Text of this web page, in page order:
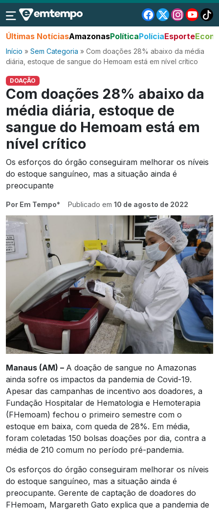
Últimas NotíciasAmazonasPolíticaPolíciaEsporte
Início » Sem Categoria » Com doações 28% abaixo da média
diária, estoque de sangue do Hemoam está em nível crítico
DOAÇÃO
Com doações 28% abaixo da
média diária, estoque de
sangue do Hemoam está em
nível crítico
Os esforços do órgão conseguiram melhorar os níveis
do estoque sanguíneo, mas a situação ainda é
preocupante
Por Em Tempo* Publicado em 10 de agosto de 2022
Manaus (AM) – A doação de sangue no Amazonas
ainda sofre os impactos da pandemia de Covid-19.
Apesar das campanhas de incentivo aos doadores, a
Fundação Hospitalar de Hematologia e Hemoterapia
(FHemoam) fechou o primeiro semestre com o
estoque em baixa, com queda de 28%. Em média,
foram coletadas 150 bolsas doações por dia, contra a
média de 210 comum no período pré-pandemia.
Os esforços do órgão conseguiram melhorar os níveis
do estoque sanguíneo, mas a situação ainda é
preocupante. Gerente de captação de doadores do
FHemoam, Margareth Gato explica que a pandemia de